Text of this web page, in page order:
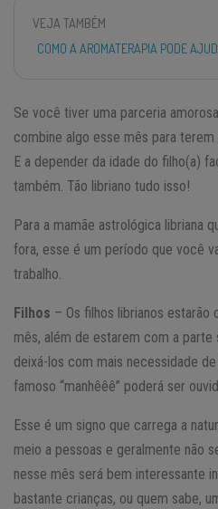
VEJA TAMBÉM
COMO A AROMATERAPIA PODE
Se você tiver uma parceria
combine algo esse mês para
E a depender da idade do filho(a)
também. Tão libriano tudo isso!
Para a mamãe astrológica libriana
fora, esse é um período que você
trabalho.
Filhos – Os filhos librianos estarão
mês, além de estarem com a parte
deixá-los com mais necessidade
famoso “manhêêê” poderá ser
Esse é um signo que carrega a
meio a pessoas e geralmente não
nesse mês será bem interessante
bastante crianças, ou quem sabe,